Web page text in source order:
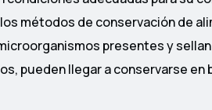
métodos de conservación de
presentes y
pueden llegar a conservarse